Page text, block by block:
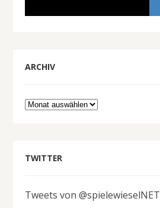
ARCHIV
Archiv
TWITTER
Tweets von @spielewieselNET